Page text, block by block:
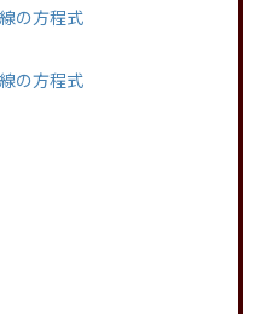
の方程式
の方程式